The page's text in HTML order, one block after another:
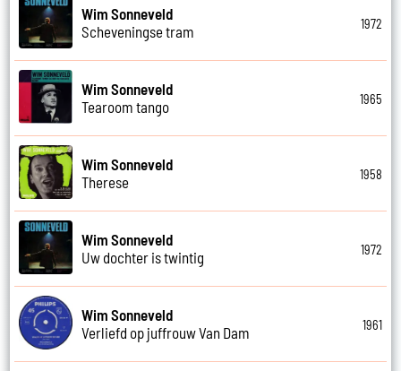
Wim Sonneveld
Scheveningse tram
1972
Wim Sonneveld
Tearoom tango
1965
Wim Sonneveld
Therese
1958
Wim Sonneveld
Uw dochter is twintig
1972
Wim Sonneveld
Verliefd op juffrouw Van Dam
1961